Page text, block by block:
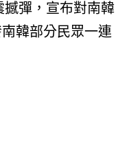
撼彈，宣布對南韓
韓部分民眾一連